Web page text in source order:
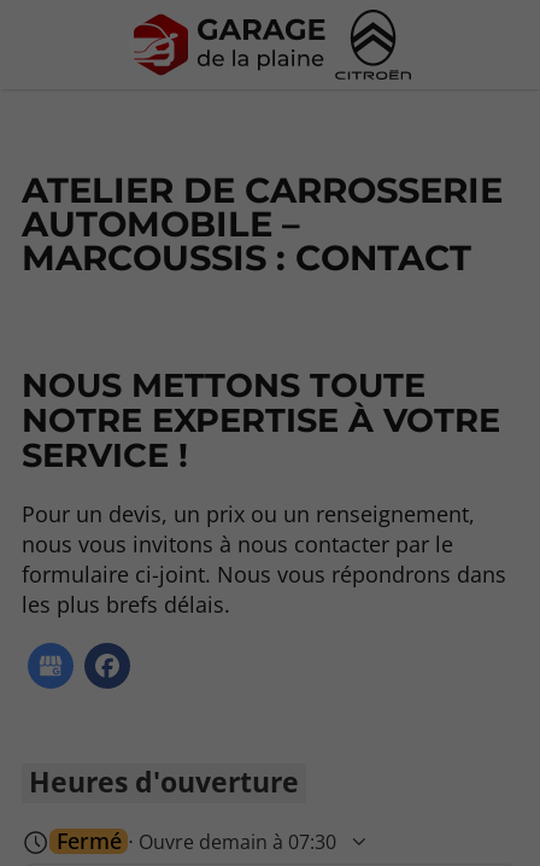
ATELIER DE CARROSSERIE
AUTOMOBILE –
MARCOUSSIS : CONTACT
NOUS METTONS TOUTE
NOTRE EXPERTISE À VOTRE
SERVICE !
Pour un devis, un prix ou un renseignement,
nous vous invitons à nous contacter par le
formulaire ci-joint. Nous vous répondrons dans
les plus brefs délais.
Heures d'ouverture
Fermé ⋅ Ouvre demain à 07:30